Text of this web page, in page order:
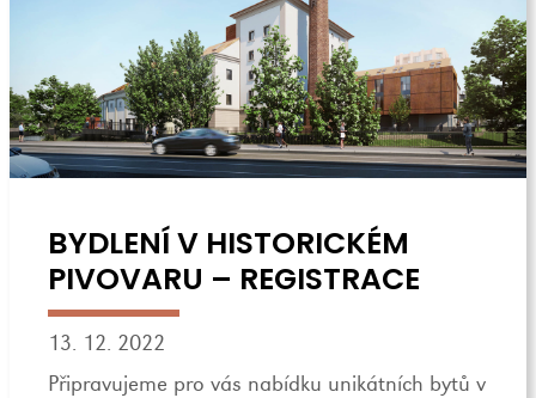
BYDLENÍ V HISTORICKÉM
PIVOVARU – REGISTRACE
13. 12. 2022
Připravujeme pro vás nabídku unikátních bytů v